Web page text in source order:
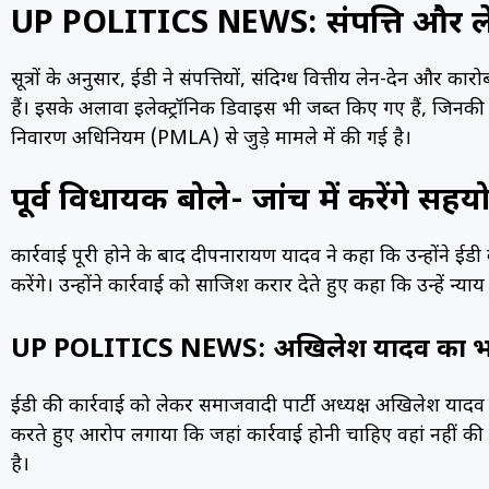
UP POLITICS NEWS: संपत्ति और
सूत्रों के अनुसार, ईडी ने संपत्तियों, संदिग्ध वित्तीय लेन-देन और
हैं। इसके अलावा इलेक्ट्रॉनिक डिवाइस भी जब्त किए गए हैं,
निवारण अधिनियम (PMLA) से जुड़े मामले में की गई है।
पूर्व विधायक बोले- जांच में करेंगे
कार्रवाई पूरी होने के बाद दीपनारायण यादव ने कहा कि
करेंगे। उन्होंने कार्रवाई को साजिश करार देते हुए कहा कि उन्हें
UP POLITICS NEWS: अखिलेश यादव का
ईडी की कार्रवाई को लेकर समाजवादी पार्टी अध्यक्ष अखिलेश
करते हुए आरोप लगाया कि जहां कार्रवाई होनी चाहिए वहां नहीं
है।